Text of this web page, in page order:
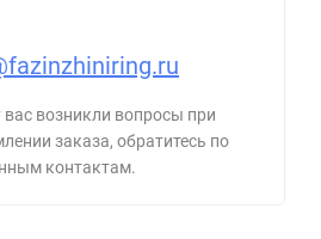
вас возникли вопросы при
заказа, обратитесь по
контактам.